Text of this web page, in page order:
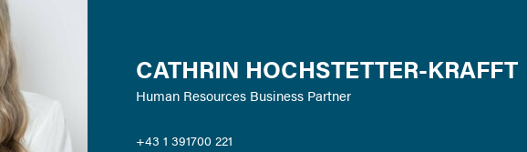
CATHRIN HOCHSTETTER-KRAFFT
Human Resources Business Partner
+43 1 391700 221